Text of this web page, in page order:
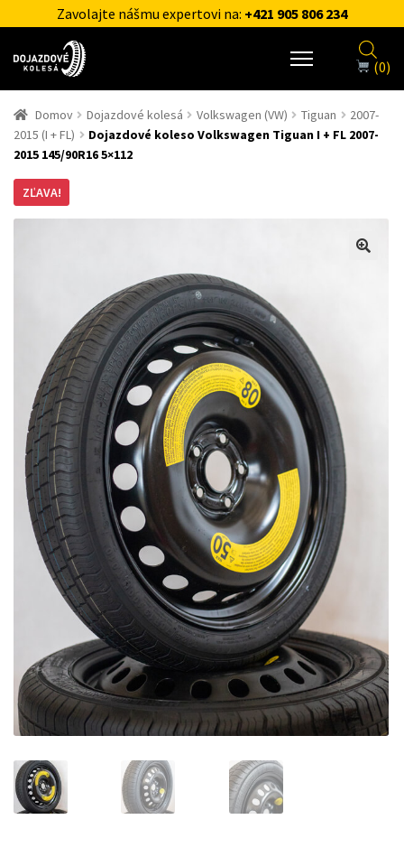
Zavolajte nášmu expertovi na: +421 905 806 234
(0)
Domov Dojazdové kolesá Volkswagen (VW) Tiguan
2007-
2015 (I + FL)
Dojazdové koleso Volkswagen Tiguan I + FL 2007-
2015 145/90R16 5×112
ZĽAVA!